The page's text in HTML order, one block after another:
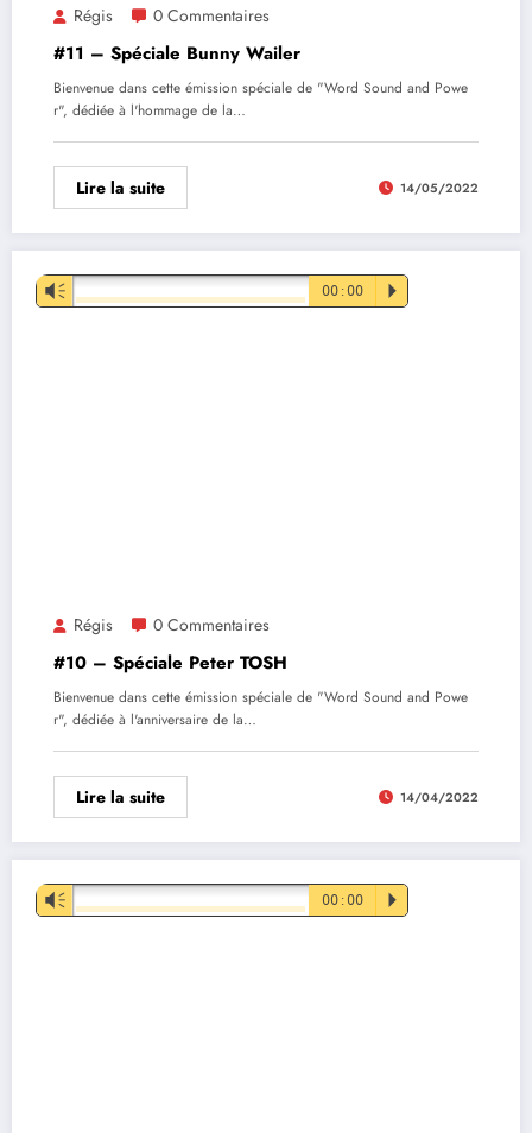
Régis 0 Commentaires
#11 – Spéciale Bunny Wailer
Bienvenue dans cette émission spéciale de "Word Sound and Powe
r", dédiée à l'hommage de la…
Lire la suite 14/05/2022
Lecteur
audio
Vm 00:00 P
Régis 0 Commentaires
#10 – Spéciale Peter TOSH
Bienvenue dans cette émission spéciale de "Word Sound and Powe
r", dédiée à l'anniversaire de la…
Lire la suite 14/04/2022
Lecteur
audio
Vm 00:00 P